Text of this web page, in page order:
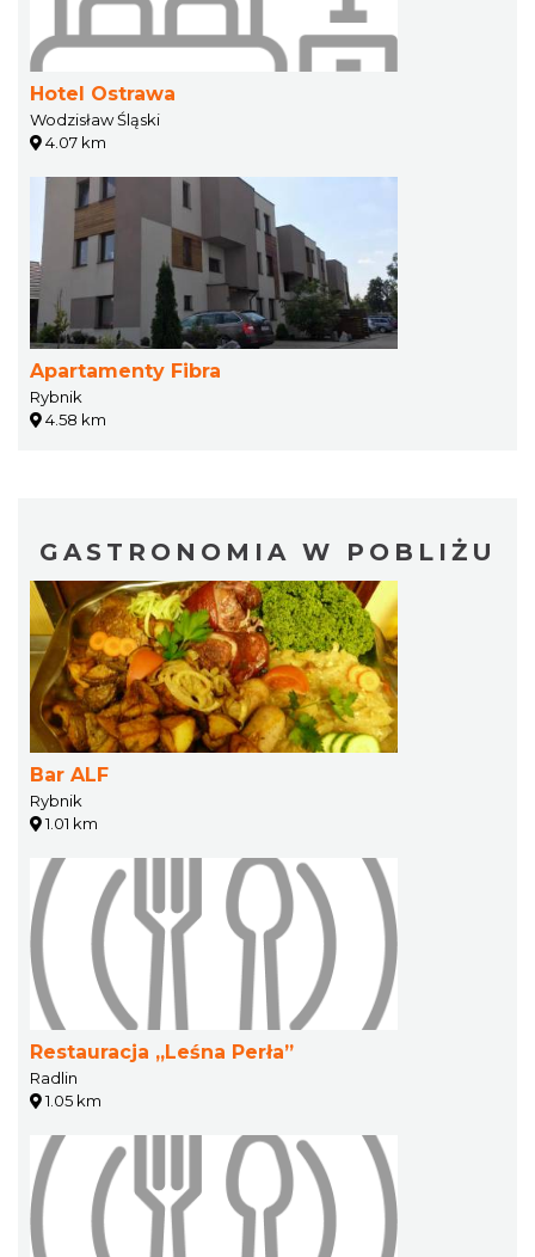
Hotel Ostrawa
Wodzisław Śląski
4.07 km
Apartamenty Fibra
Rybnik
4.58 km
GASTRONOMIA W POBLIŻU
Bar ALF
Rybnik
1.01 km
Restauracja „Leśna Perła”
Radlin
1.05 km